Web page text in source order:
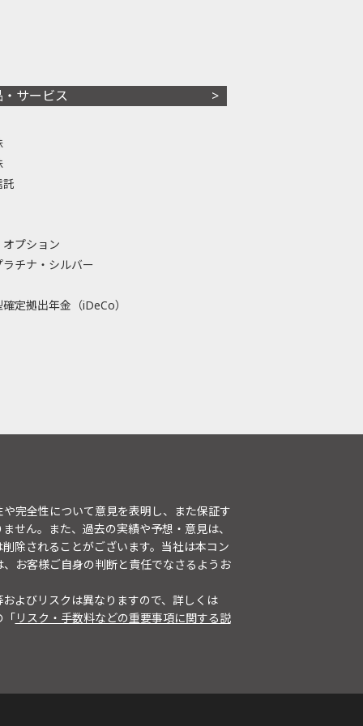
・サービス
託
プション
ラチナ・シルバー
定拠出年金（iDeCo）
完全性について意見を表明し、また保証す
せん。また、過去の実績や予想・意見は、
除されることがございます。当社は本コン
お客様ご自身の判断と責任でなさるようお
よびリスクは異なりますので、詳しくは
「リスク・手数料などの重要事項に関する説